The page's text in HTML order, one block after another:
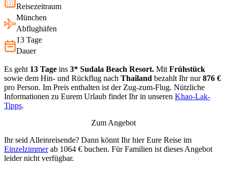
Reisezeitraum
München
Abflughäfen
13 Tage
Dauer
Es geht 13 Tage ins 3* Sudala Beach Resort. Mit Frühstück
sowie dem Hin- und Rückflug nach Thailand bezahlt Ihr nur876 €
pro Person. Im Preis enthalten ist der Zug-zum-Flug. Nützliche
Informationen zu Eurem Urlaub findet Ihr in unseren Khao-Lak-
Tipps.
Zum Angebot
Ihr seid Alleinreisende? Dann könnt Ihr hier Eure Reise im
Einzelzimmerab 1064 € buchen. Für Familien ist dieses Angebot
leider nicht verfügbar.